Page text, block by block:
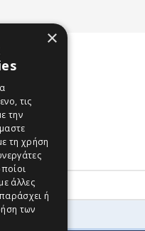
or Email
×
τις
την
τη χρήση
άλλες
ή
των